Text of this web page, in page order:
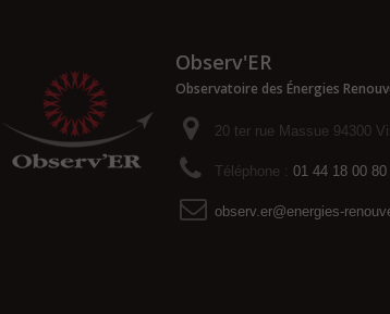
Observ'ER
Observatoire des Énergies
20 ter rue Massue 94300
Téléphone : 01 44 18 00 80
observ.er@energies-